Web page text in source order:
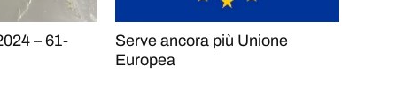
– 61-
Serve ancora più Unione
Europea